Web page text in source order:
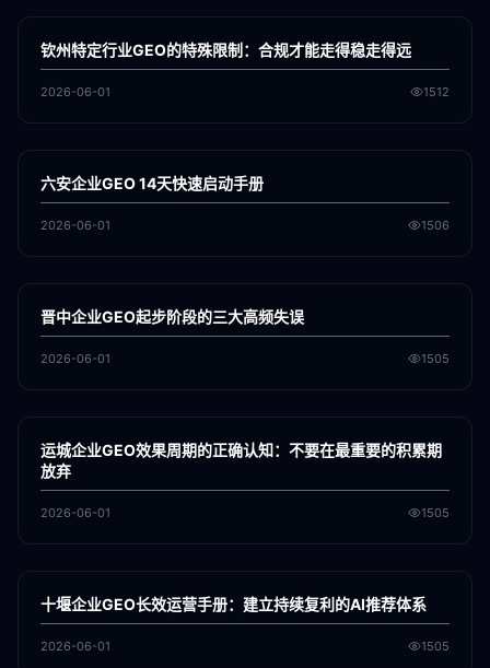
GEO
钦州特定行业GEO的特殊限制：合规才能走得稳走得远
2026-06-01 1512
GEO
六安企业GEO 14天快速启动手册
2026-06-01 1506
GEO
晋中企业GEO起步阶段的三大高频失误
2026-06-01 1505
GEO
运城企业GEO效果周期的正确认知：不要在最重要的积累期
放弃
2026-06-01 1505
GEO
十堰企业GEO长效运营手册：建立持续复利的AI推荐体系
2026-06-01 1505